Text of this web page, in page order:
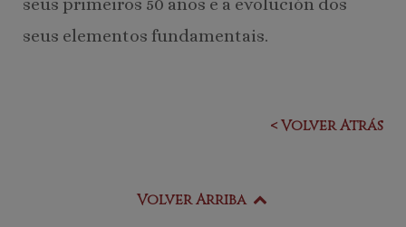
seus primeiros 50 anos e a evolución dos
seus elementos fundamentais.
< Volver Atrás
Volver Arriba